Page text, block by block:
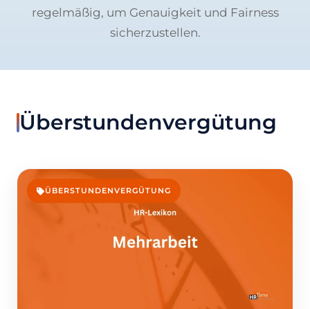
regelmäßig, um Genauigkeit und Fairness
sicherzustellen.
Überstundenvergütung
ÜBERSTUNDENVERGÜTUNG